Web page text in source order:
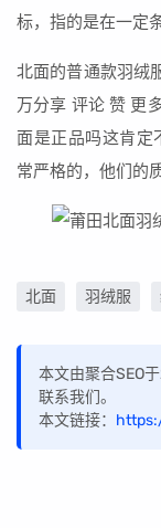
标，指的是在一定
北面的普通款羽绒
万分享 评论 赞 更
面是正品吗这肯定
常严格的，他们的
北面 羽绒服
本文由聚合SEO
联系我们。
本文链接：